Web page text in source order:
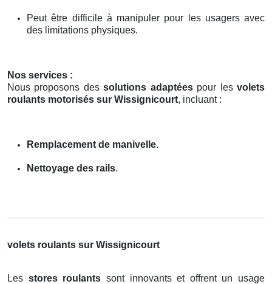
Peut être difficile à manipuler pour les usagers avec
des limitations physiques.
Nos services :
Nous proposons dessolutions adaptéespour lesvolets
roulants motorisés sur Wissignicourt, incluant :
Remplacement de manivelle.
Nettoyage des rails.
volets roulants sur Wissignicourt
Les stores roulants sont innovants et offrent un usage